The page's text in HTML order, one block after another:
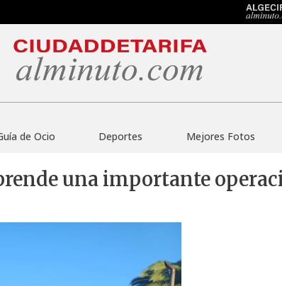
de Ocio Deportes Mejores Fotos
una importante